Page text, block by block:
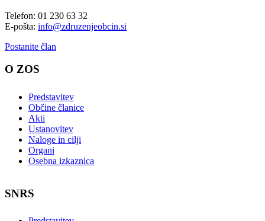
Telefon: 01 230 63 32
E-pošta: info@zdruzenjeobcin.si
Postanite član
O ZOS
Predstavitev
Občine članice
Akti
Ustanovitev
Naloge in cilji
Organi
Osebna izkaznica
SNRS